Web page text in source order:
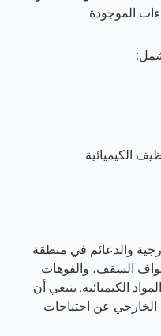
الموجودة.
الكيميائية
والدعائم في منطقة
السقف، والفوهات
الكيميائية. ينبغي أن
الخارجي عن احتياجات